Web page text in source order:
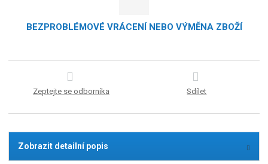
BEZPROBLÉMOVÉ VRÁCENÍ NEBO VÝMĚNA ZBOŽÍ
Zeptejte se odborníka Sdílet
Zobrazit detailní popis